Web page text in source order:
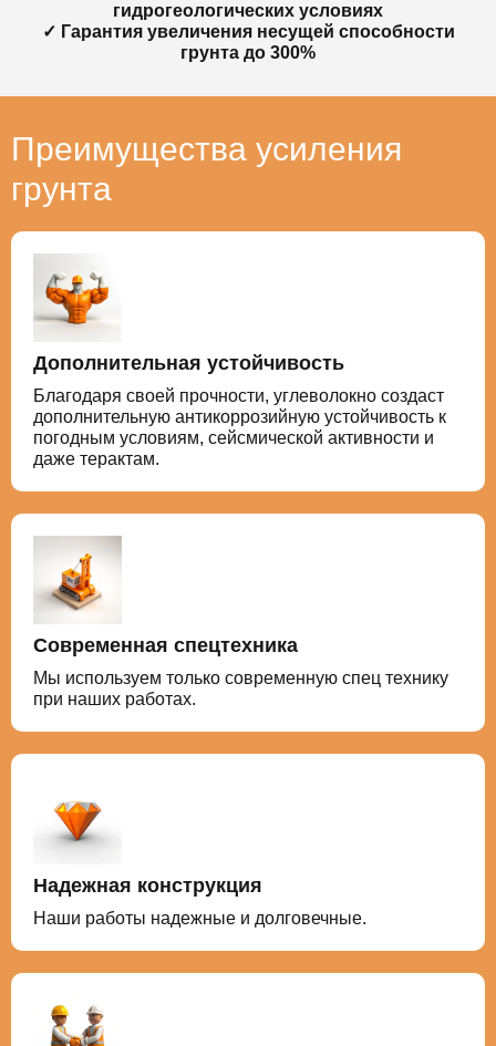
гидрогеологических условиях
✓ Гарантия увеличения несущей способности
грунта до 300%
Преимущества усиления
грунта
Дополнительная устойчивость
Благодаря своей прочности, углеволокно создаст
дополнительную антикоррозийную устойчивость к
погодным условиям, сейсмической активности и
даже терактам.
Современная спецтехника
Мы используем только современную спец технику
при наших работах.
Надежная конструкция
Наши работы надежные и долговечные.